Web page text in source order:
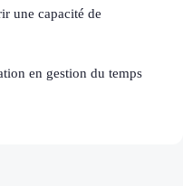
une capacité de
en gestion du temps